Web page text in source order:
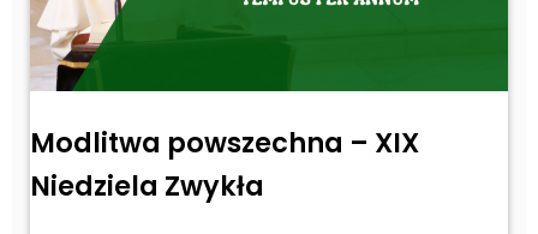
Modlitwa powszechna – XIX
Niedziela Zwykła